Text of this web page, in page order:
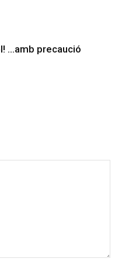
…amb precaució